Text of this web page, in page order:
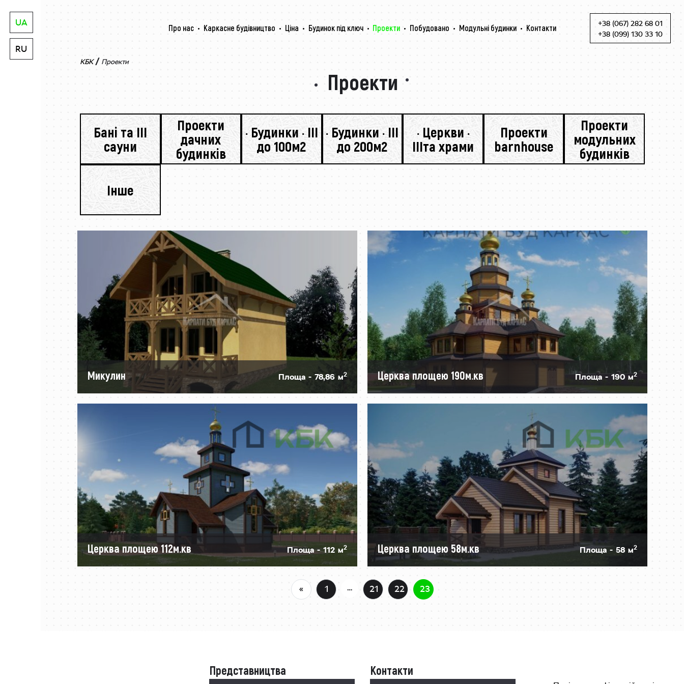
UA
RU
Про нас Каркасне будівництво Ціна Будинок під ключ Проекти Побудовано Модульні будинки Контакти Skip to content
+38 (067) 282 68 01
+38 (099) 130 33 10
КБК / Проекти
Проекти
Бані та III
сауни
Проекти
дачних
будинків
· Будинки · III
до 100м2
· Будинки · III
до 200м2
· Церкви ·
IIIта храми
Проекти
barnhouse
Проекти
модульних
будинків
Інше
Микулин Площа - 78,86 м2 Церква площею 190м.кв Площа - 190 м2
Церква площею 112м.кв Площа - 112 м2 Церква площею 58м.кв Площа - 58 м2
« 1 … 21 22 23
Представництва
Контакти